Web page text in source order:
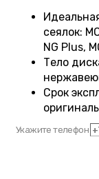
сеялок:
NG Plus,
Тело
Срок
Укажите телефон